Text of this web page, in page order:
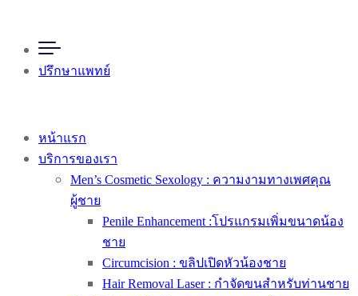
ปรึกษาแพทย์
หน้าแรก
บริการของเรา
Men’s Cosmetic Sexology : ความงามทางเพศคุณ
ผู้ชาย
Penile Enhancement :โปรแกรมเพิ่มขนาดน้อง
ชาย
Circumcision : ขลิปเปิดหัวน้องชาย
Hair Removal Laser : กำจัดขนสำหรับท่านชาย